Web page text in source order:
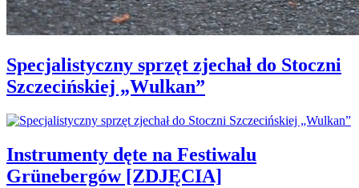
Specjalistyczny sprzęt zjechał do Stoczni
Szczecińskiej „Wulkan”
Instrumenty dęte na Festiwalu
Grünebergów [ZDJĘCIA]